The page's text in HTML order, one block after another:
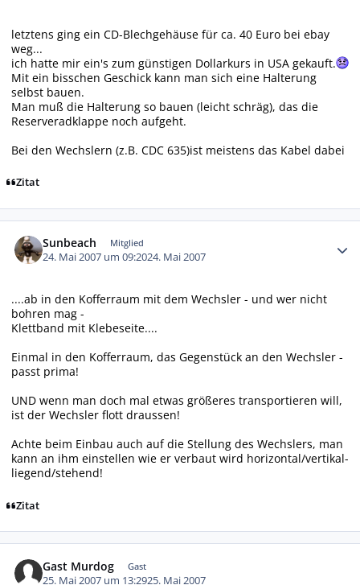
letztens ging ein CD-Blechgehäuse für ca. 40 Euro bei ebay
weg...
ich hatte mir ein's zum günstigen Dollarkurs in USA gekauft.
Mit ein bisschen Geschick kann man sich eine Halterung
selbst bauen.
Man muß die Halterung so bauen (leicht schräg), das die
Reserveradklappe noch aufgeht.
Bei den Wechslern (z.B. CDC 635)ist meistens das Kabel dabei
Zitat
Sunbeach Mitglied
24. Mai 2007 um 09:2024. Mai 2007
....ab in den Kofferraum mit dem Wechsler - und wer nicht
bohren mag -
Klettband mit Klebeseite....
Einmal in den Kofferraum, das Gegenstück an den Wechsler -
passt prima!
UND wenn man doch mal etwas größeres transportieren will,
ist der Wechsler flott draussen!
Achte beim Einbau auch auf die Stellung des Wechslers, man
kann an ihm einstellen wie er verbaut wird horizontal/vertikal-
liegend/stehend!
Zitat
Gast Murdog Gast
25. Mai 2007 um 13:2925. Mai 2007